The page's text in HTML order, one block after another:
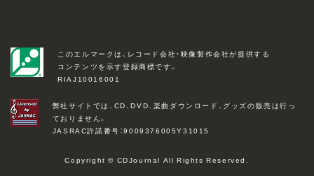
このエルマークは、レコード会社・映像製作会社が提供する
コンテンツを示す登録商標です。
RIAJ10016001
弊社サイトでは、CD、DVD、楽曲ダウンロード、グッズの販売は行っ
ておりません。
JASRAC許諾番号：9009376005Y31015
Copyright © CDJournal All Rights Reserved.